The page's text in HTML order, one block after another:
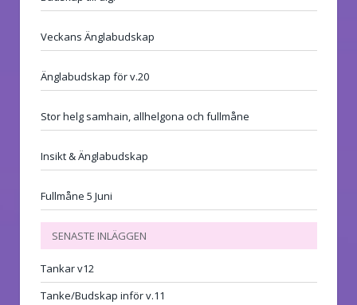
Veckans Änglabudskap
Änglabudskap för v.20
Stor helg samhain, allhelgona och fullmåne
Insikt & Änglabudskap
Fullmåne 5 Juni
SENASTE INLÄGGEN
Tankar v12
Tanke/Budskap inför v.11